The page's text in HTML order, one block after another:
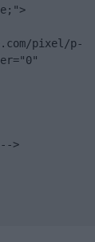
pixel/p-
>